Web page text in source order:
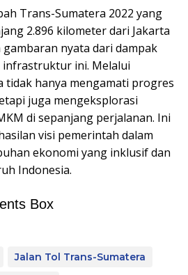
Trans-Sumatera 2022 yang
2.896 kilometer dari Jakarta
gambaran nyata dari dampak
ini. Melalui
tidak hanya mengamati progres
juga mengeksplorasi
di sepanjang perjalanan. Ini
visi pemerintah dalam
ekonomi yang inklusif dan
Indonesia.
Box
Jalan Tol Trans-Sumatera